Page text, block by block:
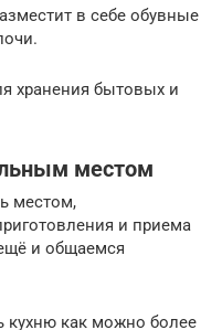
в себе обувные
хранения бытовых и
местом
местом,
и приема
и общаемся
кухню как можно более